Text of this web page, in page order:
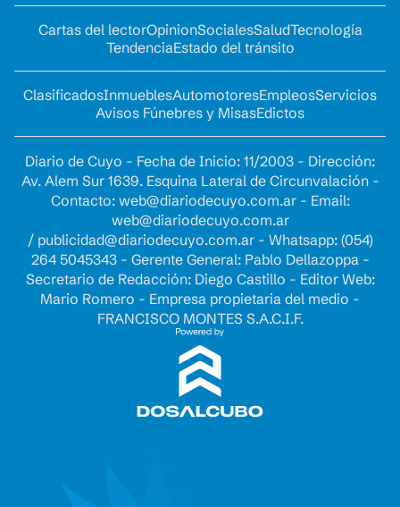
Cartas del lectorOpinionSocialesSaludTecnología
TendenciaEstado del tránsito
ClasificadosInmueblesAutomotoresEmpleosServicios
Avisos Fúnebres y MisasEdictos
Diario de Cuyo - Fecha de Inicio: 11/2003 - Dirección:
Av. Alem Sur 1639. Esquina Lateral de Circunvalación -
Contacto: web@diariodecuyo.com.ar- Email:
web@diariodecuyo.com.ar
/ publicidad@diariodecuyo.com.ar- Whatsapp: (054)
264 5045343 - Gerente General: Pablo Dellazoppa -
Secretario de Redacción: Diego Castillo - Editor Web:
Mario Romero - Empresa propietaria del medio -
FRANCISCO MONTES S.A.C.I.F.